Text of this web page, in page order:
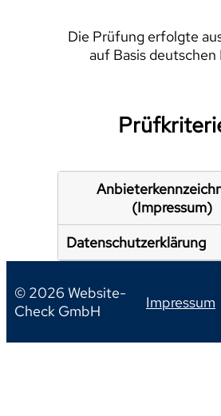
Die Prüfung erfolgte
auf Basis deutschen
(Impressum)
Datenschutzerklärung
© 2026 Website-
Check GmbH
Impressum